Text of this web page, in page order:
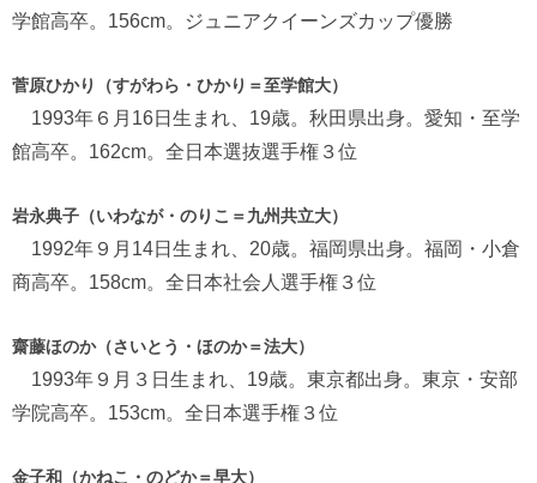
学館高卒。156cm。ジュニアクイーンズカップ優勝
菅原ひかり（すがわら・ひかり＝至学館大）
1993年６月16日生まれ、19歳。秋田県出身。愛知・至学
館高卒。162cm。全日本選抜選手権３位
岩永典子（いわなが・のりこ＝九州共立大）
1992年９月14日生まれ、20歳。福岡県出身。福岡・小倉
商高卒。158cm。全日本社会人選手権３位
齋藤ほのか（さいとう・ほのか＝法大）
1993年９月３日生まれ、19歳。東京都出身。東京・安部
学院高卒。153cm。全日本選手権３位
金子和（かねこ・のどか＝早大）